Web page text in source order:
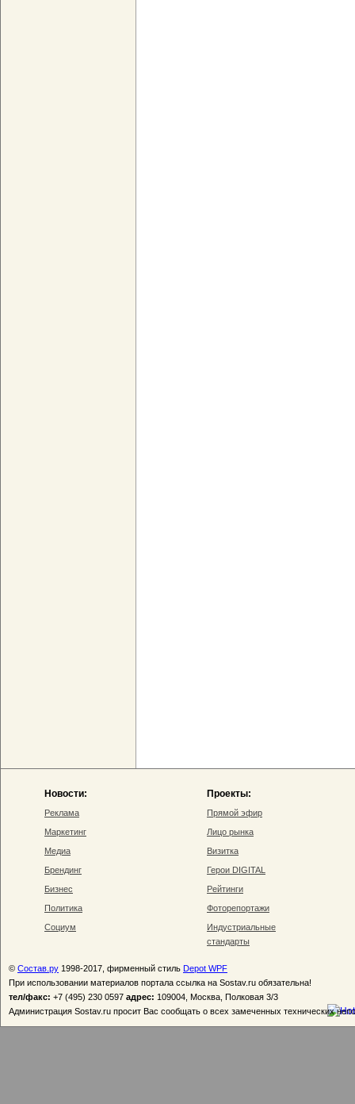
Новости:
Реклама
Маркетинг
Медиа
Брендинг
Бизнес
Политика
Социум
Проекты:
Прямой эфир
Лицо рынка
Визитка
Герои DIGITAL
Рейтинги
Фоторепортажи
Индустриальные
стандарты
© Состав.ру 1998-2017, фирменный стиль Depot WPF
При использовании материалов портала ссылка на Sostav.ru обязательна!
тел/факс: +7 (495) 230 0597 адрес: 109004, Москва, Полковая 3/3
Администрация Sostav.ru просит Вас сообщать о всех замеченных технических